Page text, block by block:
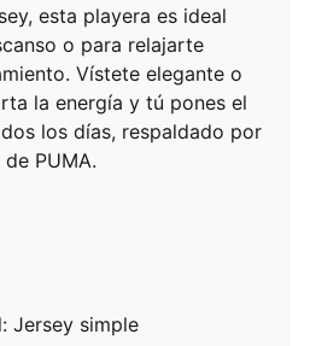
esta playera es ideal
o para relajarte
Vístete elegante o
la energía y tú pones el
los días, respaldado por
PUMA.
Jersey simple